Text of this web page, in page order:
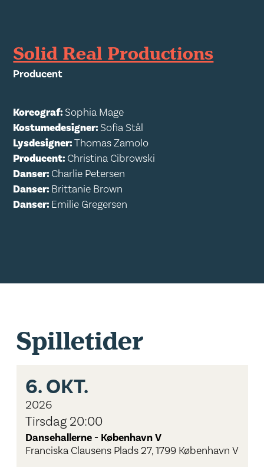
Solid Real Productions
Producent
Koreograf:Sophia Mage
Kostumedesigner:Sofia Stål
Lysdesigner:Thomas Zamolo
Producent: Christina Cibrowski
Danser: Charlie Petersen
Danser: Brittanie Brown
Danser: Emilie Gregersen
Spilletider
6.OKT.
2026
Tirsdag 20:00
Dansehallerne - København V
Franciska Clausens Plads 27, 1799 København V